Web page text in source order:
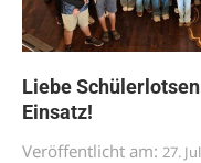
Liebe
Einsatz!
Veröffentlicht am: 27.